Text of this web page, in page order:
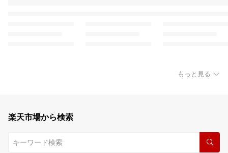
もっと見る
楽天市場から検索